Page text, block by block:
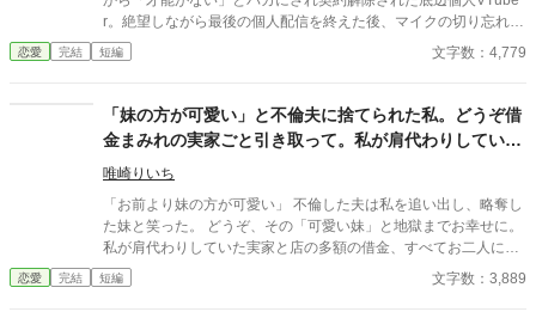
r。絶望しながら最後の個人配信を終えた後、マイクの切り忘れに
気づかず「お姉さん達に美味しいご飯作ってあげたいな」と素朴
な本音を愚痴ってしまう。その不器用なギャップがSNSで世界中
ついてくるが、すでに億万長者になった彼は完全無視する。
恋愛 完結 短編 文字数：4,779
「妹の方が可愛い」と不倫夫に捨てられた私。どうぞ借
金まみれの実家ごと引き取って。私が肩代わりしていた
負債、すべてお二人に引き継いでおきました
唯崎りいち
「お前より妹の方が可愛い」 不倫した夫は私を追い出し、略奪し
た妹と笑った。 どうぞ、その「可愛い妹」と地獄までお幸せに。
私が肩代わりしていた実家と店の多額の借金、すべてお二人に引
き継いでおきましたから。 「財布」を失った元夫と、逃げ場を失
った妹。 身の丈に合わない贅沢を望んだ寄生虫たちの、惨めな末
恋愛 完結 短編 文字数：3,889